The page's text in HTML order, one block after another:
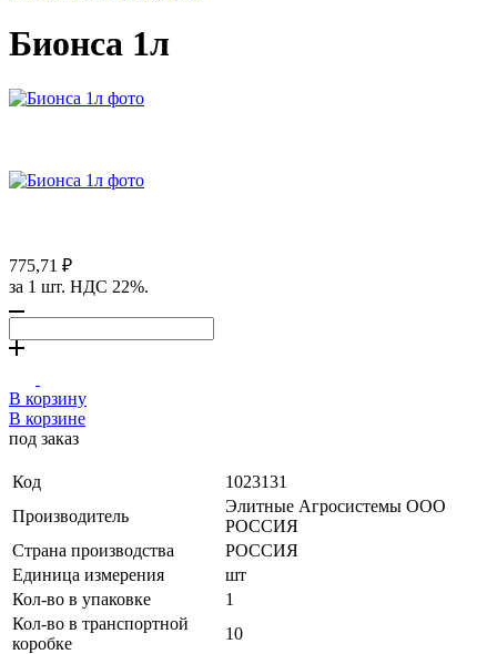
Бионса 1л
775,71 ₽
за 1 шт. НДС 22%.
В корзину
В корзине
под заказ
Код
1023131
Производитель
Элитные Агросистемы ООО
РОССИЯ
Страна производства
РОССИЯ
Единица измерения
шт
Кол-во в упаковке
1
Кол-во в транспортной
коробке
10